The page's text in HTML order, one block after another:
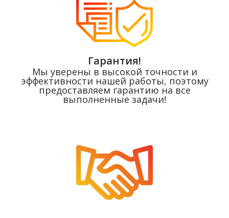
Гарантия!
Мы уверены в высокой точности и
эффективности нашей работы, поэтому
предоставляем гарантию на все
выполненные задачи!